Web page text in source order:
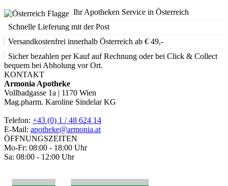
Ihr Apotheken Service in Österreich
Schnelle Lieferung mit der Post
Versandkostenfrei innerhalb Österreich ab € 49,-
Sicher bezahlen per Kauf auf Rechnung oder bei Click & Collect
bequem bei Abholung vor Ort.
KONTAKT
Armonia Apotheke
Vollbadgasse 1a | 1170 Wien
Mag.pharm. Karoline Sindelar KG
Telefon: +43 (0) 1 / 48 624 14
E-Mail: apotheke@armonia.at
ÖFFNUNGSZEITEN
Mo-Fr: 08:00 - 18:00 Uhr
Sa: 08:00 - 12:00 Uhr